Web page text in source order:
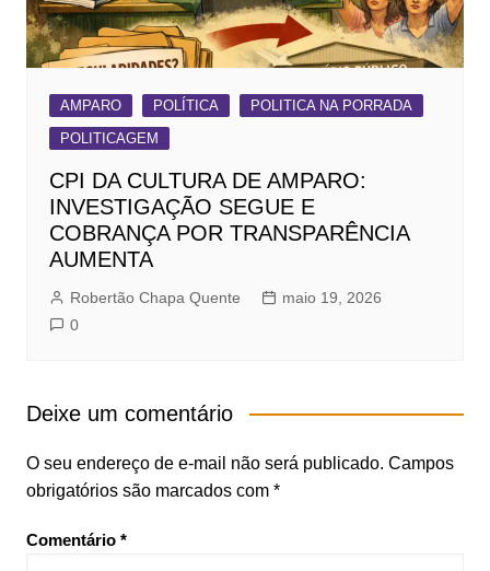
AMPARO POLÍTICA
POLITICA NA PORRADA
POLITICAGEM
CPI DA CULTURA DE AMPARO:
INVESTIGAÇÃO SEGUE E
COBRANÇA POR TRANSPARÊNCIA
AUMENTA
Robertão Chapa Quente
maio 19, 2026
0
Deixe um comentário
O seu endereço de e-mail não será publicado. Campos
obrigatórios são marcados com *
Comentário *